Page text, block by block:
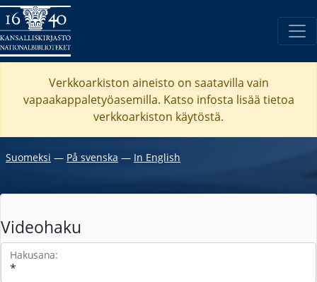
Verkkoarkiston aineisto on saatavilla vain
vapaakappaletyöasemilla. Katso infosta lisää tietoa
verkkoarkiston käytöstä.
Suomeksi ― På svenska ― In English
Videohaku
Hakusana: